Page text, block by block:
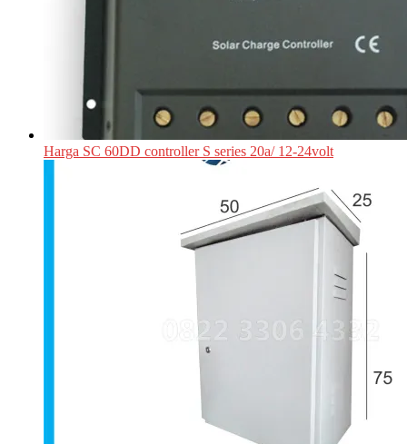
Harga SC 60DD controller S series 20a/ 12-24volt